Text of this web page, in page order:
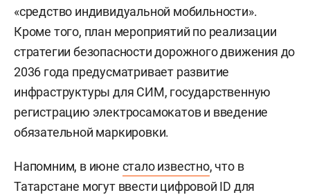
«средство индивидуальной мобильности».
Кроме того, план мероприятий по реализации
стратегии безопасности дорожного движения до
2036 года предусматривает развитие
инфраструктуры для СИМ, государственную
регистрацию электросамокатов и введение
обязательной маркировки.
Напомним, в июне стало известно, что в
Татарстане могут ввести цифровой ID для